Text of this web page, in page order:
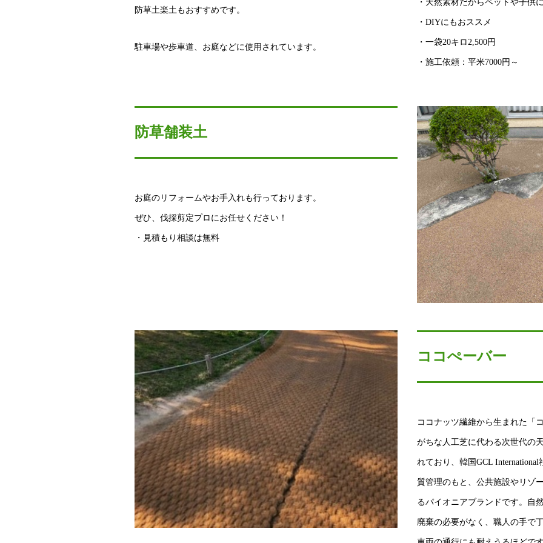
防草土楽土もおすすめです。
駐車場や歩車道、お庭などに使用されています。
・天然素材だからペットや子供
・DIYにもおススメ
・一袋20キロ2,500円
・施工依頼：平米7000円～
防草舗装土
お庭のリフォームやお手入れも行っております。
ぜひ、伐採剪定プロにお任せください！
・見積もり相談は無料
ココぺーバー
ココナッツ繊維から生まれた「
がちな人工芝に代わる次世代の
れており、韓国GCL
質管理のもと、公共施設やリゾ
るパイオニアブランドです。自
廃棄の必要がなく、職人の手で